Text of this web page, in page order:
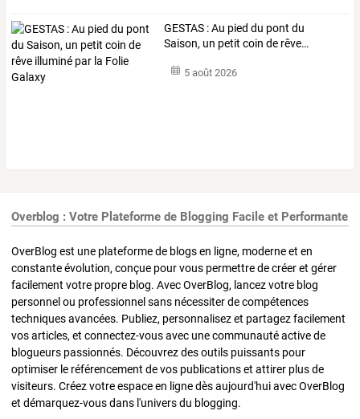
GESTAS :Au pied du pont du
Saison, un petit coin de rêve…
5 août 2026
Overblog : Votre Plateforme de Blogging Facile et Performante
OverBlog est une plateforme de blogs en ligne, moderne et en
constante évolution, conçue pour vous permettre de créer et gérer
facilement votre propre blog. Avec OverBlog, lancez votre blog
personnel ou professionnel sans nécessiter de compétences
techniques avancées. Publiez, personnalisez et partagez facilement
vos articles, et connectez-vous avec une communauté active de
blogueurs passionnés. Découvrez des outils puissants pour
optimiser le référencement de vos publications et attirer plus de
visiteurs. Créez votre espace en ligne dès aujourd'hui avec OverBlog
et démarquez-vous dans l'univers du blogging.